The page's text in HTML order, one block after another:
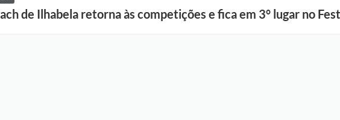
de Ilhabela retorna às competições e fica em 3° lugar no